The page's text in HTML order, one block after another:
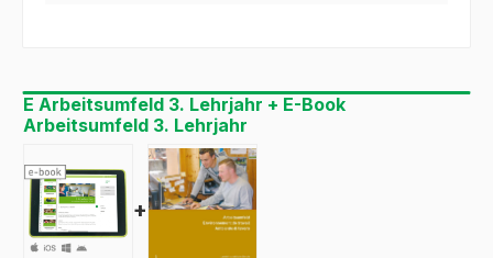
E Arbeitsumfeld 3. Lehrjahr + E-Book
Arbeitsumfeld 3. Lehrjahr
+